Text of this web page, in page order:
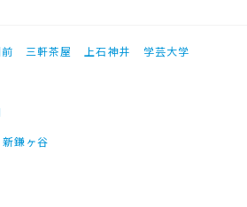
三軒茶屋 上石神井
学芸大学
新鎌ヶ谷